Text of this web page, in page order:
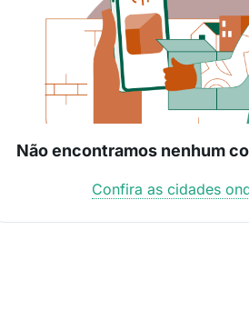
Não encontramos nenhum
Confira as cidades